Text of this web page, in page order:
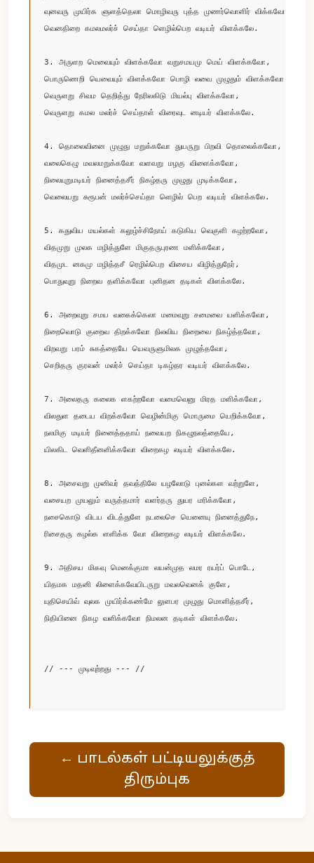
வுனவரு முயிர்க ளுளத்தெலா மொழிவரு புத்த முணர்வொளிர் விக்கவோ,
வெனதிறை கமலமலர்ச் செய்தா ளெழில்பெற வடியர் விளக்கலே.
3. அருளற மெவையும் விளக்கவோ வறுசமயமு மெய் விளக்கவோ,
பொருணெறி யெவையும் விளக்கவோ பொழி லவை முழுதும் விளக்கவோ,
வெருளறு சிவம தெறித்து நேரிலகிடு மியல்பு விளக்கவோ,
வெருளறு கமல மலர்ச் செய்தாள் விரைவுட னடியர் விளக்கலே.
4. தொலைவினை முழுது மறுக்கவோ துயருறு பிறவி தொலைக்கவோ,
வலைகெழு மவலமறுக்கவோ வளவறு மழகு விளைக்கவோ,
நிலையுறுமடியர் நினைத்தசீர் நிகழ்தரு முழுது முடிக்கவோ,
வெலையறு சுரூபன் மலர்ச்செய்தா ளெழில் பெற வடியர் விளக்கலே.
5. கதுவிய மயல்கள் கலுழ்ச்சிநோய் கடுகிய வெகுளி கழற்றவோ,
விதமுறு முலக மழித்துளே மிகுதருபுரண மளிக்கவோ,
விதமுட னகமு மழித்தசீ ரெழில்பெற விசைய விழித்துநேர்,
பொதுவுறு நிறைவ தளிக்கவோ புனிதன தடிகள் விளக்கலே.
6. அறைவுறு சமய வகைக்கெலா மமைவுறு சமைவை யளிக்கவோ,
நிறைவொடு குறைவ திறக்கவோ நிலவிய நிறைவை நிகழ்த்தவோ,
விறவறு பரம் சுகத்தையே யெவருளுமிலக முழுத்தவோ,
செறிதரு குரவன் மலர்ச் செய்தா டிகழ்தர வடியர் விளக்கலே.
7. அலைதரு கலைக ளகற்றவோ வமைவெனு மிரத மளிக்கவோ,
விலதுள தடைய விறக்கவோ வெழின்மிகு மொருமை யெறிக்கவோ,
நலமிகு மடியர் நினைத்ததாய் நவையற நிகழுநலத்தையே,
யிலகிட வெளிதீனளிக்கவோ விறைகழ லடியர் விளக்கலே.
8. அசைவறு முனிவர் தவத்திலே யழலோடு புனல்கள வற்றுளே,
வசையற முயலும் வருத்தமார் வளர்தரு துயர மரிக்கவோ,
நசைகொடு விடய விடத்துளே நடலைசெ யெனையு நினைத்துநே,
ரிசைதரு கழல்க ளளிக்க வோ விறைகழ லடியர் விளக்கலே.
9. அதிசய மிகவு மெனக்குமா லயன்முத லமர ரயர்ப் பொடே,
யிதமக மதனி லிளைக்கவேயிடருறு மவலவெனக் குளே,
யுதிசெயிவ் வுலக முயிர்க்கண்மே லுளபர முழுது மொளித்தசீர்,
நிதியினை நிகழ வளிக்கவோ நிமலன தடிகள் விளக்கலே.
// --- முடிவுற்றது --- //
← பாடல்கள் பட்டியலுக்குத்
திரும்புக